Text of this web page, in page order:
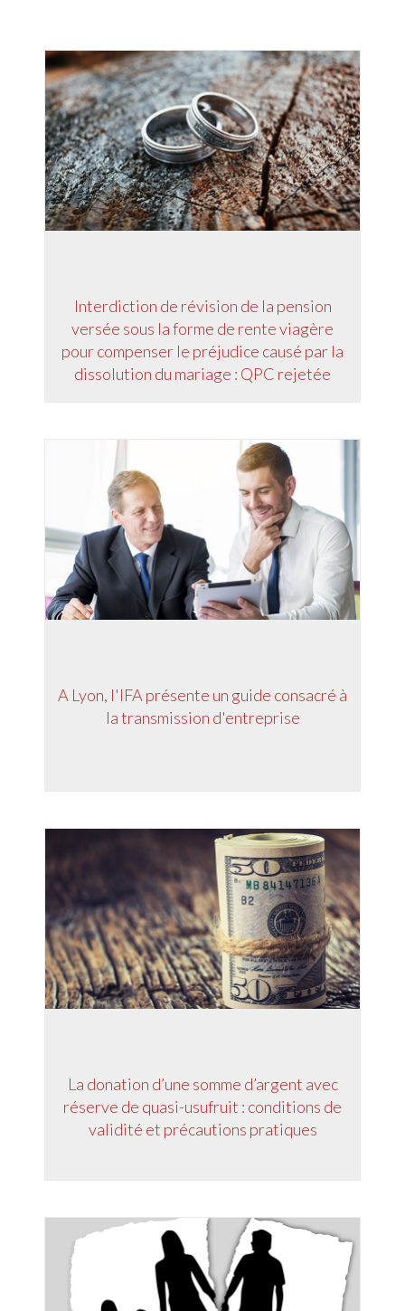
Interdiction de révision de la pension
versée sous la forme de rente viagère
pour compenser le préjudice causé par la
dissolution du mariage : QPC rejetée
A Lyon, l'IFA présente un guide consacré à
la transmission d'entreprise
La donation d’une somme d’argent avec
réserve de quasi-usufruit : conditions de
validité et précautions pratiques